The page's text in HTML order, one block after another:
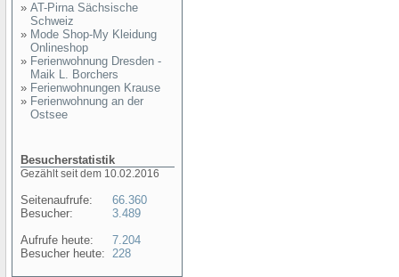
» AT-Pirna Sächsische
Schweiz
» Mode Shop-My Kleidung
Onlineshop
» Ferienwohnung Dresden -
Maik L. Borchers
» Ferienwohnungen Krause
» Ferienwohnung an der
Ostsee
Besucherstatistik
Gezählt seit dem 10.02.2016
Seitenaufrufe:
Besucher:
Aufrufe heute:
Besucher heute:
66.360
3.489
7.204
228